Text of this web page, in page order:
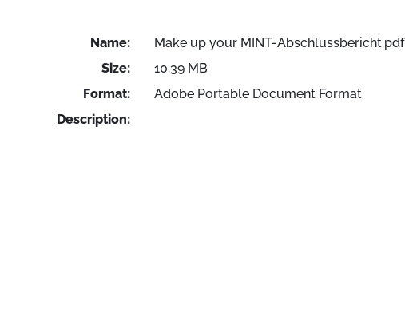
Name:
Make up your MINT-Abschlussbericht.pdf
Size:
10.39 MB
Format:
Adobe Portable Document Format
Description: